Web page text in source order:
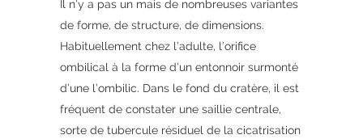
Il n’y a pas un mais de nombreuses variantes
de forme, de structure, de dimensions.
Habituellement chez l’adulte, l’orifice
ombilical à la forme d’un entonnoir surmonté
d’une l’ombilic. Dans le fond du cratère, il est
fréquent de constater une saillie centrale,
sorte de tubercule résiduel de la cicatrisation